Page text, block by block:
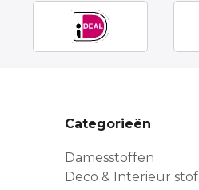
Categorieën
Damesstoffen
Deco & Interieur stof